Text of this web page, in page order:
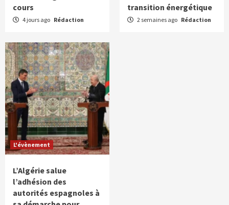
cours
4 jours ago Rédaction
transition énergétique
2 semaines ago Rédaction
L'évènement
L’Algérie salue
l’adhésion des
autorités espagnoles à